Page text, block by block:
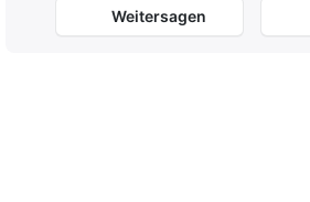
Offen
Weitersagen